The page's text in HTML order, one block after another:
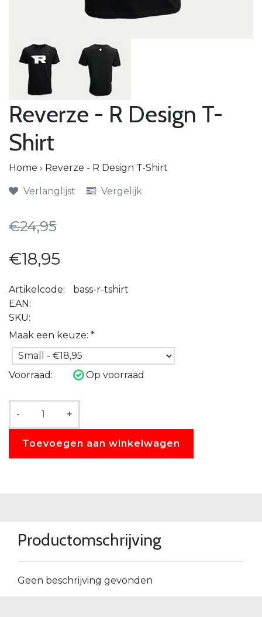
Reverze - R Design T-
Shirt
Home › Reverze - R Design T-Shirt
Verlanglijst Vergelijk
€24,95
€18,95
Artikelcode:
bass-r-tshirt
EAN:
SKU:
Maak een keuze: *
Voorraad: Op voorraad
- +
Toevoegen aan winkelwagen
Productomschrijving
Geen beschrijving gevonden